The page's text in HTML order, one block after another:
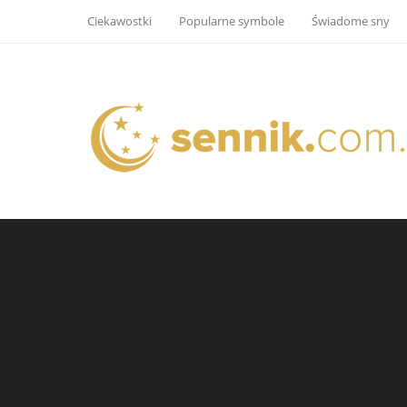
Ciekawostki Popularne symbole Świadome sny